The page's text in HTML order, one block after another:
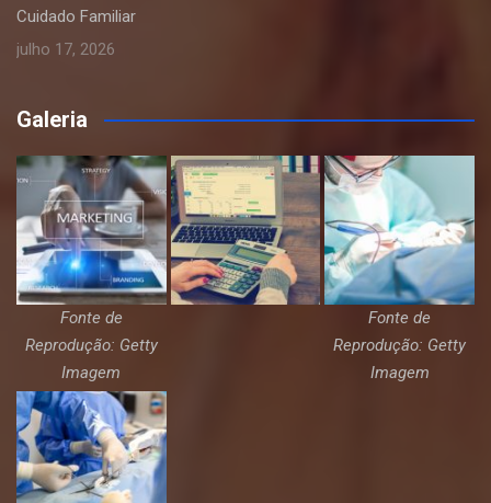
Cuidado Familiar
julho 17, 2026
Galeria
Fonte de
Reprodução: Getty
Imagem
Fonte de
Reprodução: Getty
Imagem